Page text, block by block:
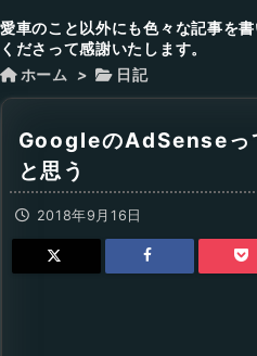
愛車のこと以外にも色々な記事を
くださって感謝いたします。
ホーム > 日記
GoogleのAdSenseっ
と思う
2018年9月16日